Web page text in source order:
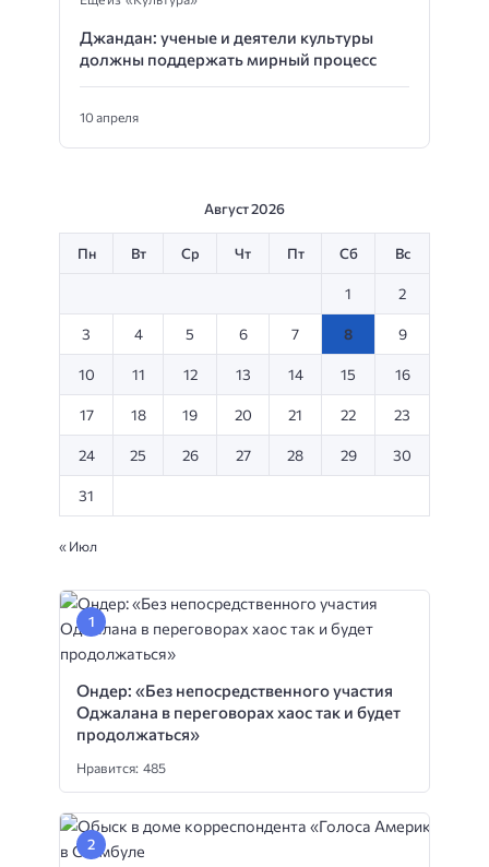
Джандан: ученые и деятели культуры
должны поддержать мирный процесс
10 апреля
Август 2026
Пн Вт Ср Чт Пт Сб Вс
1 2
3 4 5 6 7 8 9
10 11 12 13 14 15 16
17 18 19 20 21 22 23
24 25 26 27 28 29 30
31
« Июл
Ондер: «Без непосредственного участия
Оджалана в переговорах хаос так и будет
продолжаться»
Нравится: 485